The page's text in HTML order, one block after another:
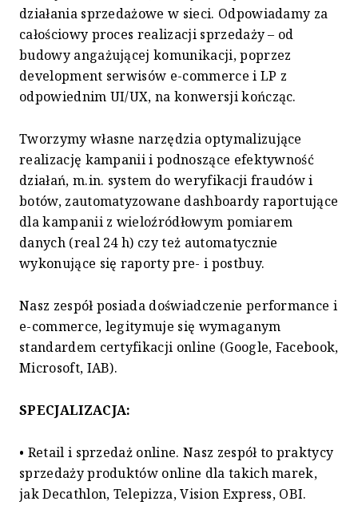
działania sprzedażowe w sieci. Odpowiadamy za
całościowy proces realizacji sprzedaży – od
budowy angażującej komunikacji, poprzez
development serwisów e-commerce i LP z
odpowiednim UI/UX, na konwersji kończąc.
Tworzymy własne narzędzia optymalizujące
realizację kampanii i podnoszące efektywność
działań, m.in. system do weryfikacji fraudów i
botów, zautomatyzowane dashboardy raportujące
dla kampanii z wieloźródłowym pomiarem
danych (real 24 h) czy też automatycznie
wykonujące się raporty pre- i postbuy.
Nasz zespół posiada doświadczenie performance i
e-commerce, legitymuje się wymaganym
standardem certyfikacji online (Google, Facebook,
Microsoft, IAB).
SPECJALIZACJA:
• Retail i sprzedaż online. Nasz zespół to praktycy
sprzedaży produktów online dla takich marek,
jak Decathlon, Telepizza, Vision Express, OBI.